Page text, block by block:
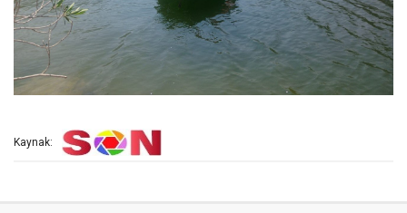
Kaynak: